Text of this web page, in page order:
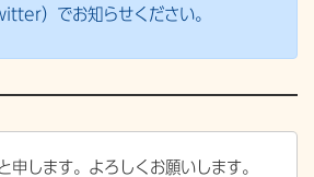
）でお知らせください。
します。よろしくお願いします。